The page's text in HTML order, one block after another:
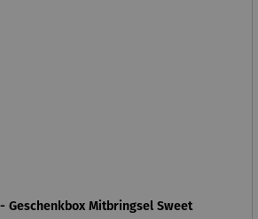
Geschenkbox Mitbringsel Sweet